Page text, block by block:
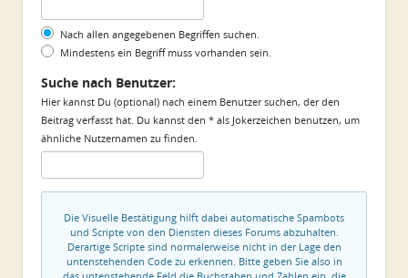
Nach allen angegebenen Begriffen suchen.
Mindestens ein Begriff muss vorhanden sein.
Suche nach Benutzer:
Hier kannst Du (optional) nach einem Benutzer suchen, der den
Beitrag verfasst hat. Du kannst den * als Jokerzeichen benutzen, um
ähnliche Nutzernamen zu finden.
Die Visuelle Bestätigung hilft dabei automatische Spambots
und Scripte von den Diensten dieses Forums abzuhalten.
Derartige Scripte sind normalerweise nicht in der Lage den
untenstehenden Code zu erkennen. Bitte geben Sie also in